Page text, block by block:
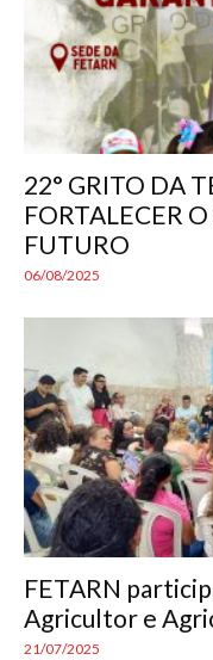
22° GRITO DA
FORTALECER
FUTURO
06/08/2025
FETARN
Agricultor e
21/07/2025